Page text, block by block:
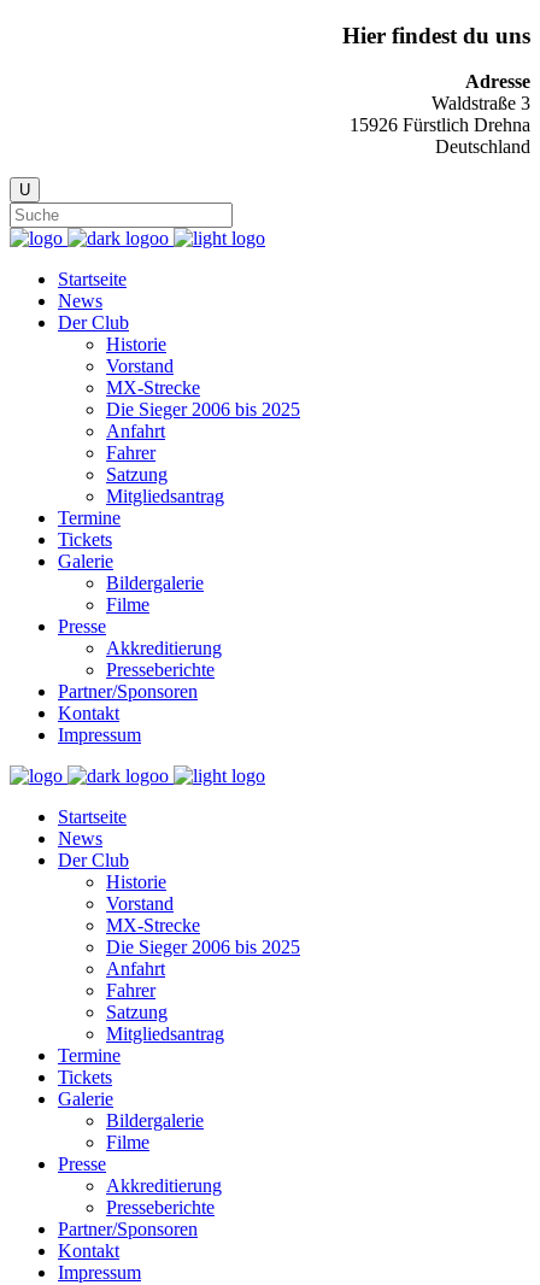
Hier findest du uns
Adresse
Waldstraße 3
15926 Fürstlich Drehna
Deutschland
Startseite
News
Der Club
Historie
Vorstand
MX-Strecke
Die Sieger 2006 bis 2025
Anfahrt
Fahrer
Satzung
Mitgliedsantrag
Termine
Tickets
Galerie
Bildergalerie
Filme
Presse
Akkreditierung
Presseberichte
Partner/Sponsoren
Kontakt
Impressum
Startseite
News
Der Club
Historie
Vorstand
MX-Strecke
Die Sieger 2006 bis 2025
Anfahrt
Fahrer
Satzung
Mitgliedsantrag
Termine
Tickets
Galerie
Bildergalerie
Filme
Presse
Akkreditierung
Presseberichte
Partner/Sponsoren
Kontakt
Impressum